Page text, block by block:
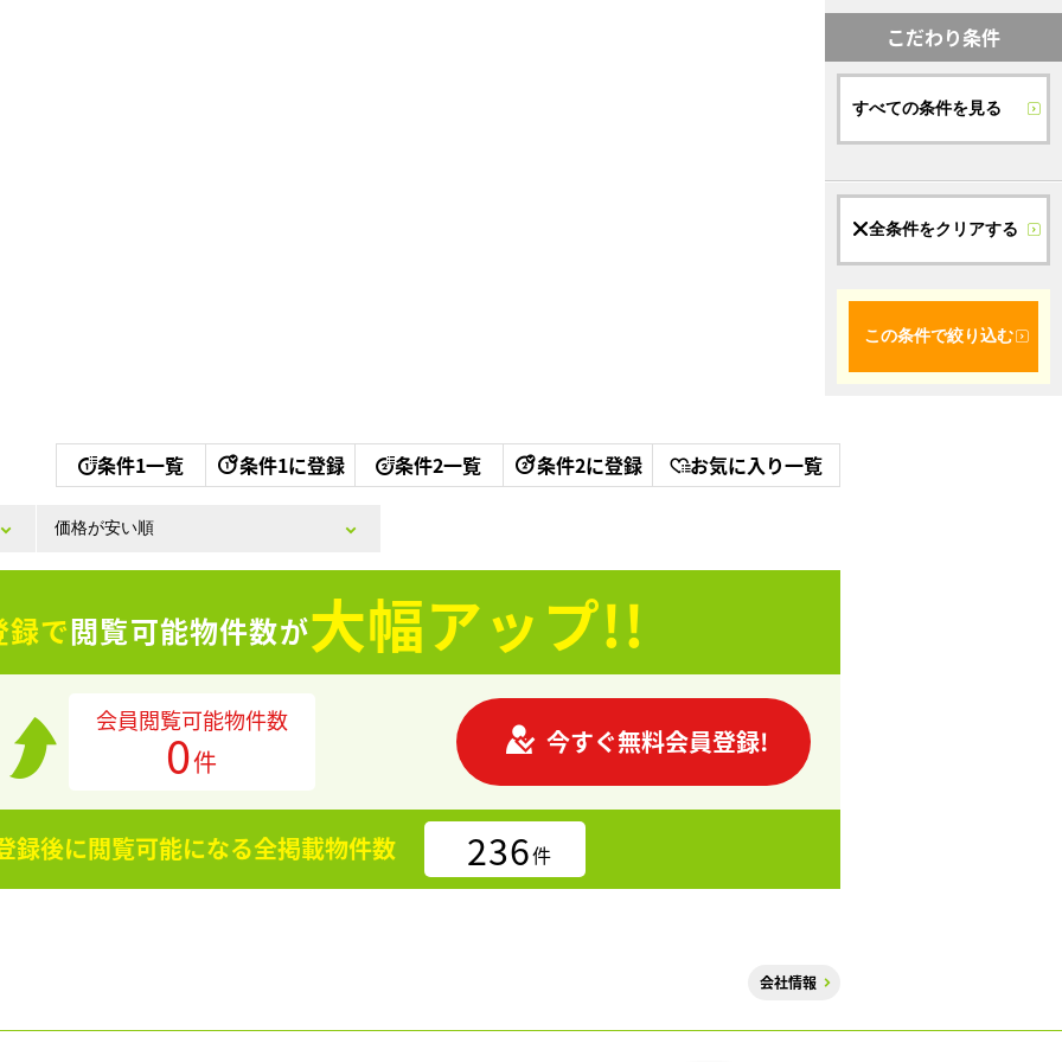
こだわり条件
すべての条件を見る
全条件をクリアする
この条件で絞り込む
条件1一覧 条件1に登録 条件2一覧 条件2に登録 お気に入り一覧
録で閲覧可能物件数が大幅アップ!!
会員閲覧可能物件数
0件
今すぐ無料会員登録!
録後に閲覧可能になる全掲載物件数 236件
会社情報